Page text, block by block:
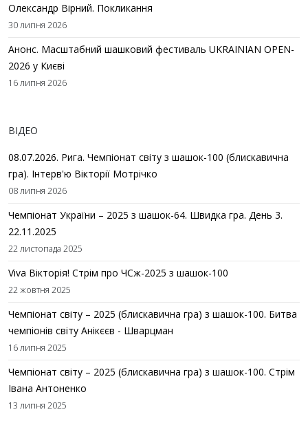
Олександр Вірний. Покликання
30 липня 2026
Анонс. Масштабний шашковий фестиваль UKRAINIAN OPEN-
2026 у Києві
16 липня 2026
ВІДЕО
08.07.2026. Рига. Чемпіонат світу з шашок-100 (блискавична
гра). Інтерв'ю Вікторії Мотрічко
08 липня 2026
Чемпіонат України – 2025 з шашок-64. Швидка гра. День 3.
22.11.2025
22 листопада 2025
Viva Вікторія! Стрім про ЧСж-2025 з шашок-100
22 жовтня 2025
Чемпіонат світу – 2025 (блискавична гра) з шашок-100. Битва
чемпіонів світу Анікєєв - Шварцман
16 липня 2025
Чемпіонат світу – 2025 (блискавична гра) з шашок-100. Стрім
Івана Антоненко
13 липня 2025